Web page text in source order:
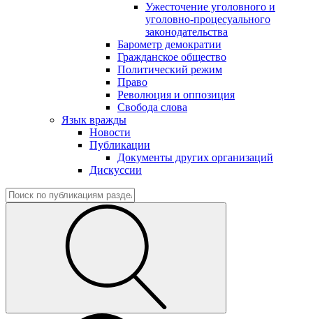
Ужесточение уголовного и
уголовно-процесуального
законодательства
Барометр демократии
Гражданское общество
Политический режим
Право
Революция и оппозиция
Свобода слова
Язык вражды
Новости
Публикации
Документы других организаций
Дискуссии